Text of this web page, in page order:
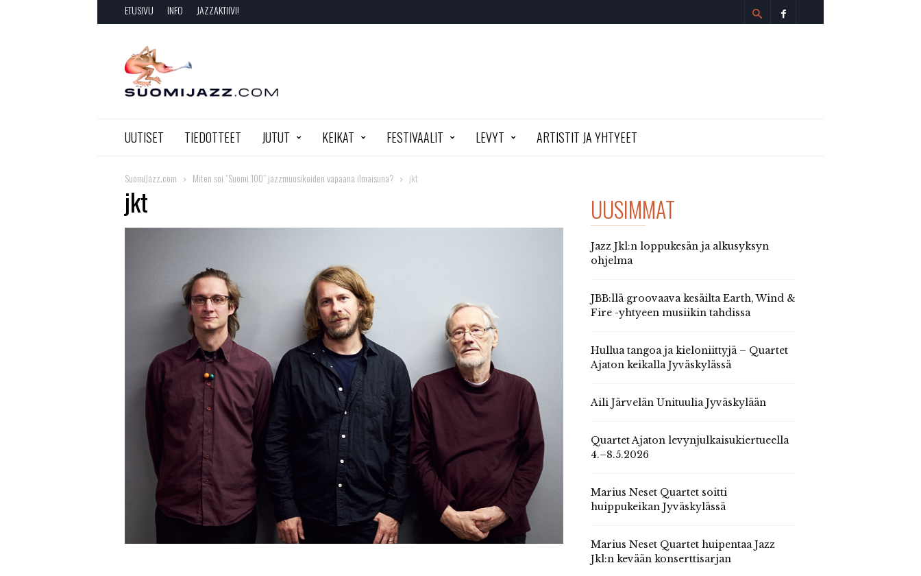
ETUSIVU INFO JAZZAKTIIVI!
SuomiJazz.com
UUTISET TIEDOTTEET JUTUT KEIKAT FESTIVAALIT LEVYT ARTISTIT JA YHTYEET
SuomiJazz.com Miten soi ”Suomi 100” jazzmuusikoiden vapaana ilmaisuna? jkt
jkt UUSIMMAT
Jazz Jkl:n loppukesän ja alkusyksyn
ohjelma
JBB:llä groovaava kesäilta Earth, Wind &
Fire -yhtyeen musiikin tahdissa
Hullua tangoa ja kieloniittyjä – Quartet
Ajaton keikalla Jyväskylässä
Aili Järvelän Unituulia Jyväskylään
Quartet Ajaton levynjulkaisukiertueella
4.–8.5.2026
Marius Neset Quartet soitti
huippukeikan Jyväskylässä
Marius Neset Quartet huipentaa Jazz
Jkl:n kevään konserttisarjan